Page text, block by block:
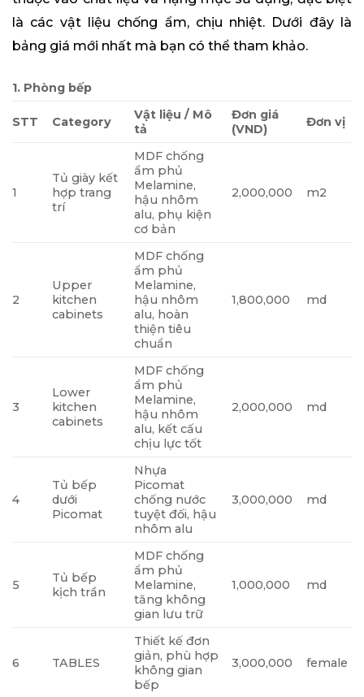
là các vật liệu chống ẩm, chịu nhiệt. Dưới đây là
bảng giá mới nhất mà bạn có thể tham khảo.
1. Phòng bếp
STT Category
Vật liệu / Mô
tả
Đơn giá
(VND)
Đơn vị
1
Tủ giày kết
hợp trang
trí
MDF chống
ẩm phủ
Melamine,
hậu nhôm
alu, phụ kiện
cơ bản
2,000,000 m2
2
Upper
kitchen
cabinets
MDF chống
ẩm phủ
Melamine,
hậu nhôm
alu, hoàn
thiện tiêu
chuẩn
1,800,000 md
3
Lower
kitchen
cabinets
MDF chống
ẩm phủ
Melamine,
hậu nhôm
alu, kết cấu
chịu lực tốt
2,000,000 md
4
Tủ bếp
dưới
Picomat
Nhựa
Picomat
chống nước
tuyệt đối, hậu
nhôm alu
3,000,000 md
5
Tủ bếp
kịch trần
MDF chống
ẩm phủ
Melamine,
tăng không
gian lưu trữ
1,000,000 md
6 TABLES
Thiết kế đơn
giản, phù hợp
không gian
bếp
3,000,000 female